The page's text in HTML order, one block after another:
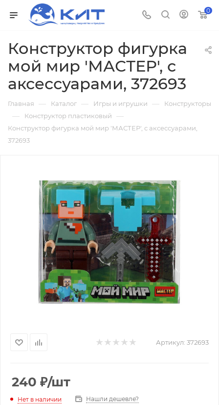
0
Конструктор фигурка
мой мир 'МАСТЕР', с
аксессуарами, 372693
Главная — Каталог — Игры и игрушки — Конструкторы
— Конструктор пластиковый —
Конструктор фигурка мой мир 'МАСТЕР', с аксессуарами,
372693
Артикул: 372693
240 ₽/шт
Нет в наличии Нашли дешевле?